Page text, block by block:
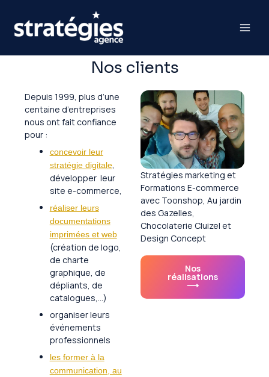
contenu
Nos clients
Depuis 1999, plus d’une
centaine d’entreprises
nous ont fait confiance
pour :
concevoir leur
stratégie digitale,
développer leur
site e-commerce,
réaliser leurs
documentations
imprimées et web
(création de logo,
de charte
graphique, de
dépliants, de
catalogues,…)
organiser leurs
événements
professionnels
les former à la
communication, au
Stratégies marketing et
Formations E-commerce
avec Toonshop, Au jardin
des Gazelles,
Chocolaterie Cluizel et
Design Concept
Nos
réalisations
⟶